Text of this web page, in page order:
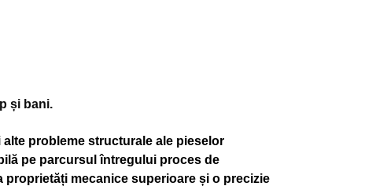
și bani.
probleme structurale ale pieselor
pe parcursul întregului proces de
proprietăți mecanice superioare și o precizie